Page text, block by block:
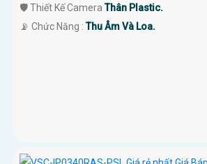
🛡 Thiết Kế CameraThân Plastic.
️📡 Chức Năng :Thu Âm Và Loa.